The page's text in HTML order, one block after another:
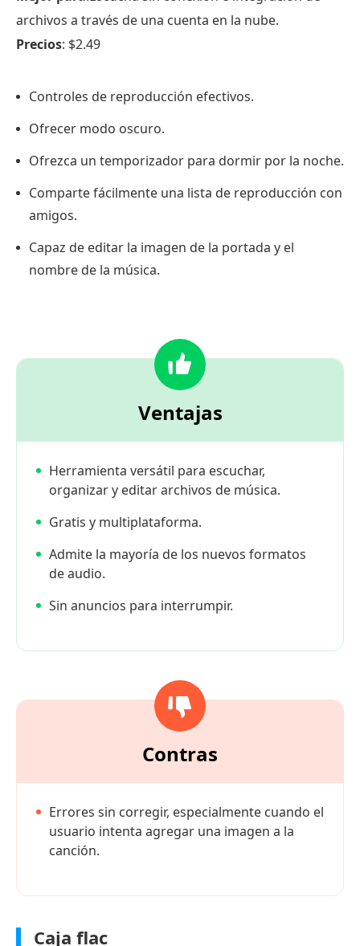
archivos a través de una cuenta en la nube.
Precios: $2.49
Controles de reproducción efectivos.
Ofrecer modo oscuro.
Ofrezca un temporizador para dormir por la noche.
Comparte fácilmente una lista de reproducción con
amigos.
Capaz de editar la imagen de la portada y el
nombre de la música.
Ventajas
Herramienta versátil para escuchar,
organizar y editar archivos de música.
Gratis y multiplataforma.
Admite la mayoría de los nuevos formatos
de audio.
Sin anuncios para interrumpir.
Contras
Errores sin corregir, especialmente cuando el
usuario intenta agregar una imagen a la
canción.
Caja flac